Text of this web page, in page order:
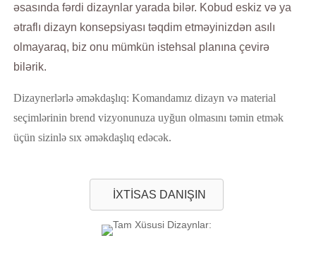
əsasında fərdi dizaynlar yarada bilər. Kobud eskiz və ya
ətraflı dizayn konsepsiyası təqdim etməyinizdən asılı
olmayaraq, biz onu mümkün istehsal planına çevirə
bilərik.
Dizaynerlərlə əməkdaşlıq: Komandamız dizayn və material
seçimlərinin brend vizyonunuza uyğun olmasını təmin etmək
üçün sizinlə sıx əməkdaşlıq edəcək.
İXTİSAS DANIŞIN